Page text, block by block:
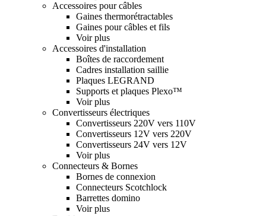
Accessoires pour câbles
Gaines thermorétractables
Gaines pour câbles et fils
Voir plus
Accessoires d'installation
Boîtes de raccordement
Cadres installation saillie
Plaques LEGRAND
Supports et plaques Plexo™
Voir plus
Convertisseurs électriques
Convertisseurs 220V vers 110V
Convertisseurs 12V vers 220V
Convertisseurs 24V vers 12V
Voir plus
Connecteurs & Bornes
Bornes de connexion
Connecteurs Scotchlock
Barrettes domino
Voir plus